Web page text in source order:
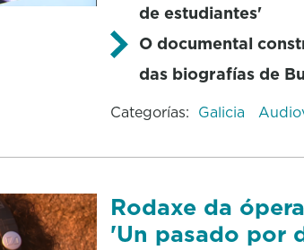
de estudiantes'
O documental
das biografías de
Categorías: Galicia
Rodaxe da
'Un pasado por